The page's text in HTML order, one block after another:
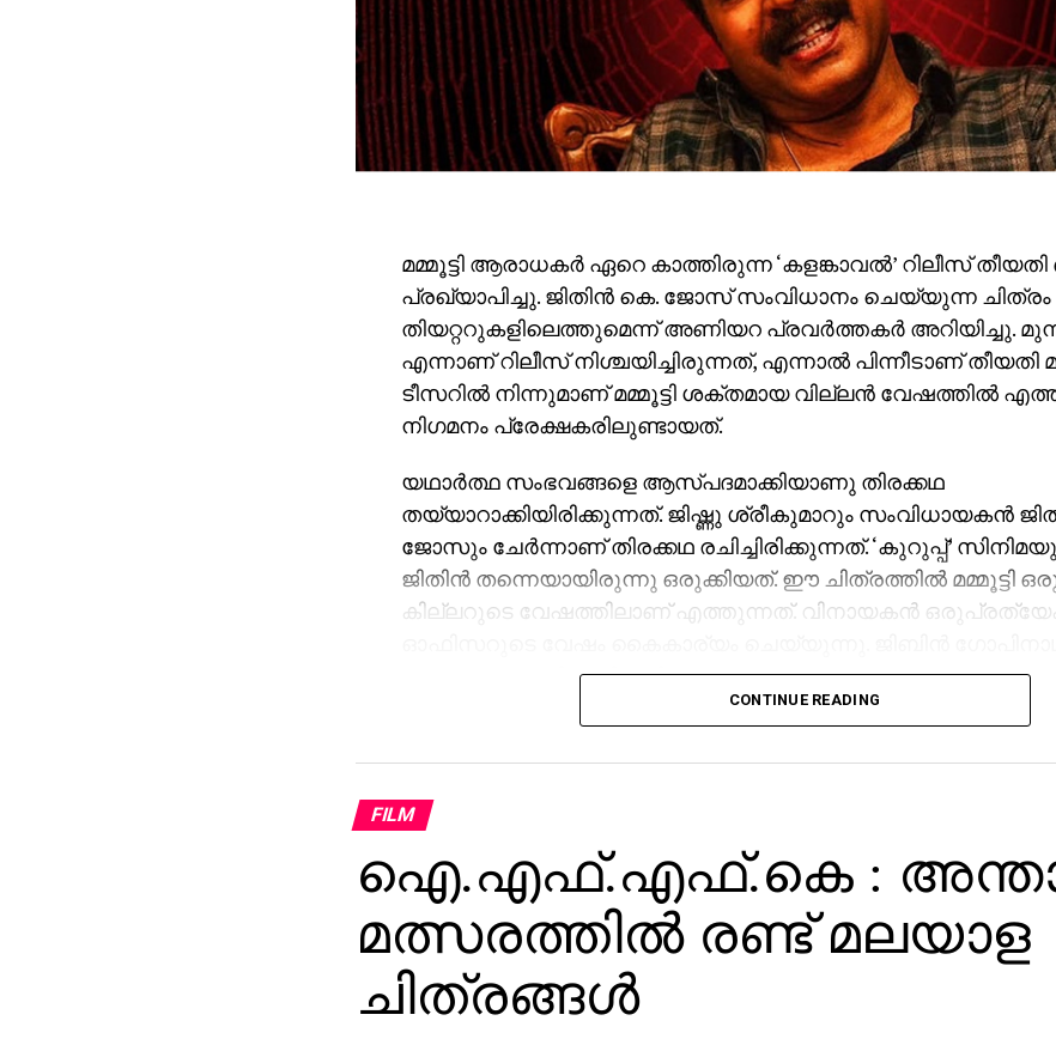
മമ്മൂട്ടി ആരാധകര്‍ ഏറെ കാത്തിരുന്ന ‘കളങ്കാവല്‍’ റിലീസ്
പ്രഖ്യാപിച്ചു. ജിതിന്‍ കെ. ജോസ് സംവിധാനം ചെയ്യുന്ന
തിയറ്ററുകളിലെത്തുമെന്ന് അണിയറ പ്രവര്‍ത്തകര്‍ അറിയിച്ചു.
എന്നാണ് റിലീസ് നിശ്ചയിച്ചിരുന്നത്, എന്നാല്‍ പിന്നീടാണ് തീയതി
ടീസറില്‍ നിന്നുമാണ് മമ്മൂട്ടി ശക്തമായ വില്ലന്‍ വേഷത്തില്‍
നിഗമനം പ്രേക്ഷകരിലുണ്ടായത്.
യഥാര്‍ത്ഥ സംഭവങ്ങളെ ആസ്പദമാക്കിയാണു തിരക്കഥ
തയ്യാറാക്കിയിരിക്കുന്നത്. ജിഷ്ണു ശ്രീകുമാറും സംവിധായകന്‍
ജോസും ചേര്‍ന്നാണ് തിരക്കഥ രചിച്ചിരിക്കുന്നത്. ‘കുറുപ്പ്’
ജിതിന്‍ തന്നെയായിരുന്നു ഒരുക്കിയത്. ഈ ചിത്രത്തില്‍ മമ്മൂട്ടി
കില്ലറുടെ വേഷത്തിലാണ് എത്തുന്നത്. വിനായകന്‍
കഥാപാത്രമായി അഭിനയിക്കുന്നു.
CONTINUE READING
FILM
ഐ.എഫ്.എഫ്.കെ :
മത്സരത്തില്‍ രണ്ട് മലയാള
ചിത്രങ്ങള്‍